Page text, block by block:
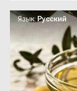
Язык: Русский